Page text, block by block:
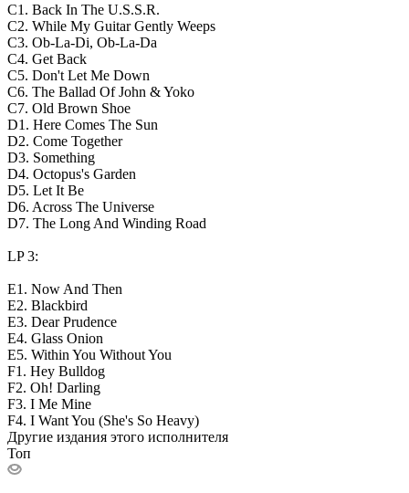
C1. Back In The U.S.S.R.
C2. While My Guitar Gently Weeps
C3. Ob-La-Di, Ob-La-Da
C4. Get Back
C5. Don't Let Me Down
C6. The Ballad Of John & Yoko
C7. Old Brown Shoe
D1. Here Comes The Sun
D2. Come Together
D3. Something
D4. Octopus's Garden
D5. Let It Be
D6. Across The Universe
D7. The Long And Winding Road
LP 3:
E1. Now And Then
E2. Blackbird
E3. Dear Prudence
E4. Glass Onion
E5. Within You Without You
F1. Hey Bulldog
F2. Oh! Darling
F3. I Me Mine
F4. I Want You (She's So Heavy)
Другие издания этого исполнителя
Топ